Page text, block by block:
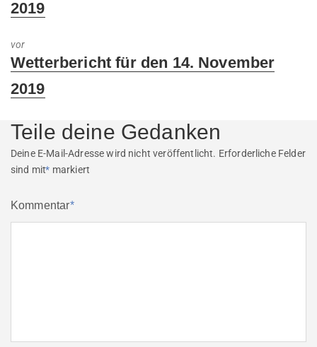
2019
vor
Next
Wetterbericht für den 14. November
2019
Teile deine Gedanken
Deine E-Mail-Adresse wird nicht veröffentlicht. Erforderliche Felder
sind mit* markiert
Kommentar*